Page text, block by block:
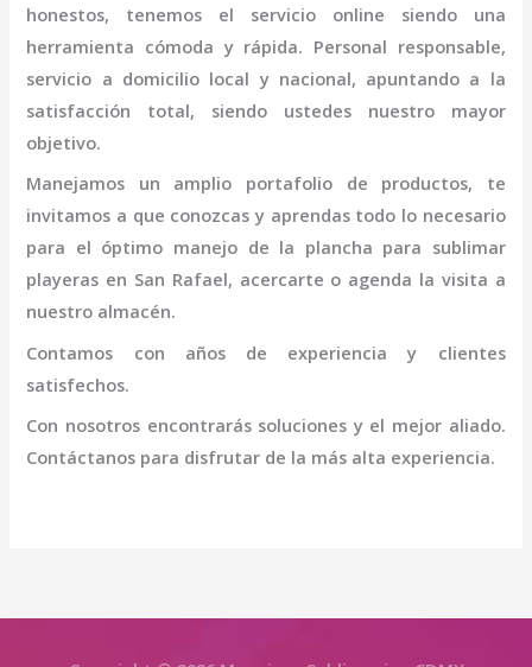
honestos, tenemos el servicio online siendo una
herramienta cómoda y rápida. Personal responsable,
servicio a domicilio local y nacional, apuntando a la
satisfacción total, siendo ustedes nuestro mayor
objetivo.
Manejamos un amplio portafolio de productos, te
invitamos a que conozcas y aprendas todo lo necesario
para el óptimo manejo de la plancha para sublimar
playeras en San Rafael, acercarte o agenda la visita a
nuestro almacén.
Contamos con años de experiencia y clientes
satisfechos.
Con nosotros encontrarás soluciones y el mejor aliado.
Contáctanos para disfrutar de la más alta experiencia.